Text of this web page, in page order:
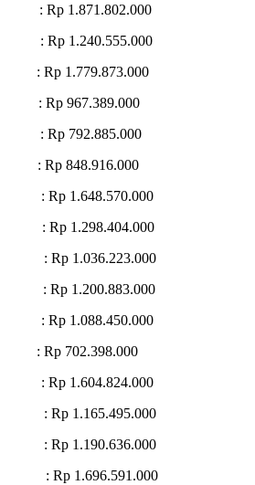
1.871.802.000
1.240.555.000
Rp 1.779.873.000
Rp 967.389.000
Rp 792.885.000
848.916.000
1.648.570.000
1.298.404.000
1.036.223.000
1.200.883.000
1.088.450.000
Rp 702.398.000
1.604.824.000
1.165.495.000
Rp 1.190.636.000
1.696.591.000